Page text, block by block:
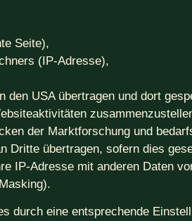
Seite),
(IP-Adresse),
den USA übertragen und dort
der Marktforschung und
Dritte übertragen, sofern dies
IP-Adresse mit anderen Daten
durch eine entsprechende